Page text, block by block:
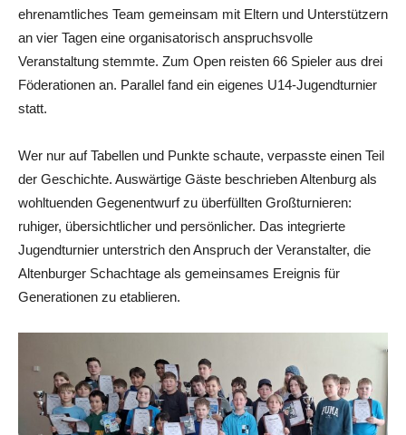
ehrenamtliches Team gemeinsam mit Eltern und Unterstützern
an vier Tagen eine organisatorisch anspruchsvolle
Veranstaltung stemmte. Zum Open reisten 66 Spieler aus drei
Föderationen an. Parallel fand ein eigenes U14-Jugendturnier
statt.
Wer nur auf Tabellen und Punkte schaute, verpasste einen Teil
der Geschichte. Auswärtige Gäste beschrieben Altenburg als
wohltuenden Gegenentwurf zu überfüllten Großturnieren:
ruhiger, übersichtlicher und persönlicher. Das integrierte
Jugendturnier unterstrich den Anspruch der Veranstalter, die
Altenburger Schachtage als gemeinsames Ereignis für
Generationen zu etablieren.